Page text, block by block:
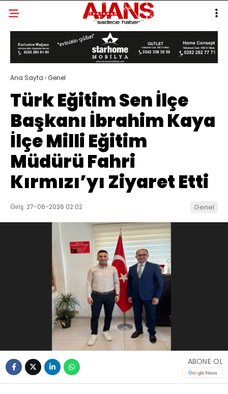
Ana Sayfa ›Genel
Türk Eğitim Sen İlçe
Başkanı İbrahim Kaya
İlçe Milli Eğitim
Müdürü Fahri
Kırmızı’yı Ziyaret Etti
Giriş: 27-06-2026 02:02 Genel
ABONE OL